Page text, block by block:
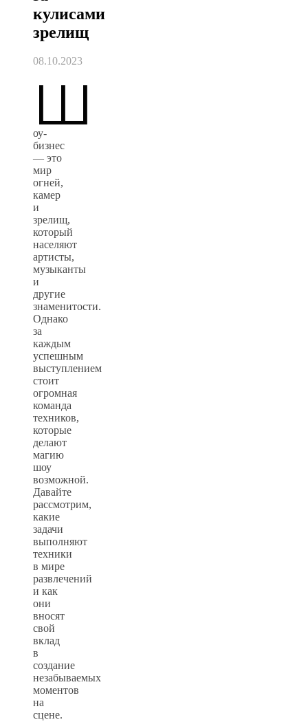
кулисами
зрелищ
08.10.2023
Ш
оу-
бизнес
— это
мир
огней,
камер
и
зрелищ,
который
населяют
артисты,
музыканты
и
другие
знаменитости.
Однако
за
каждым
успешным
выступлением
стоит
огромная
команда
техников,
которые
делают
магию
шоу
возможной.
Давайте
рассмотрим,
какие
задачи
выполняют
техники
в мире
развлечений
и как
они
вносят
свой
вклад
в
создание
незабываемых
моментов
на
сцене.